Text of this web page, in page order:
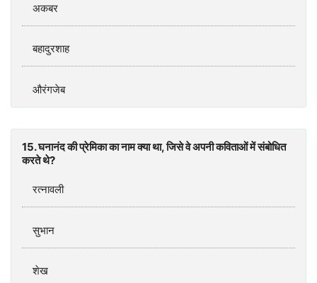
अकबर
बहादुरशाह
औरंगजेब
15. घनानंद की प्रेमिका का नाम क्या था, जिसे वे अपनी कविताओं में संबोधित
करते थे?
रत्नावली
सुभान
शेख